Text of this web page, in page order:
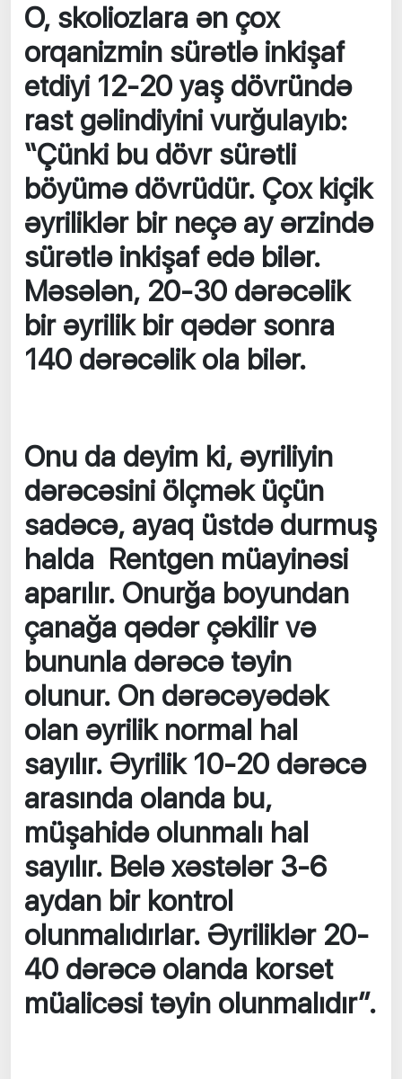
O, skoliozlara ən çox
orqanizmin sürətlə inkişaf
etdiyi 12-20 yaş dövründə
rast gəlindiyini vurğulayıb:
“Çünki bu dövr sürətli
böyümə dövrüdür. Çox kiçik
əyriliklər bir neçə ay ərzində
sürətlə inkişaf edə bilər.
Məsələn, 20-30 dərəcəlik
bir əyrilik bir qədər sonra
140 dərəcəlik ola bilər.
Onu da deyim ki, əyriliyin
dərəcəsini ölçmək üçün
sadəcə, ayaq üstdə durmuş
halda Rentgen müayinəsi
aparılır. Onurğa boyundan
çanağa qədər çəkilir və
bununla dərəcə təyin
olunur. On dərəcəyədək
olan əyrilik normal hal
sayılır. Əyrilik 10-20 dərəcə
arasında olanda bu,
müşahidə olunmalı hal
sayılır. Belə xəstələr 3-6
aydan bir kontrol
olunmalıdırlar. Əyriliklər 20-
40 dərəcə olanda korset
müalicəsi təyin olunmalıdır”.